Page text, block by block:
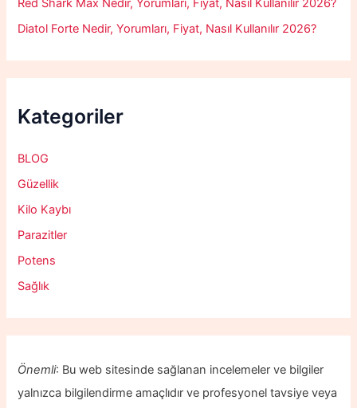
Red Shark Max Nedir, Yorumları, Fiyat, Nasıl Kullanılır 2026?
Diatol Forte Nedir, Yorumları, Fiyat, Nasıl Kullanılır 2026?
Kategoriler
BLOG
Güzellik
Kilo Kaybı
Parazitler
Potens
Sağlık
Önemli: Bu web sitesinde sağlanan incelemeler ve bilgiler
yalnızca bilgilendirme amaçlıdır ve profesyonel tavsiye veya